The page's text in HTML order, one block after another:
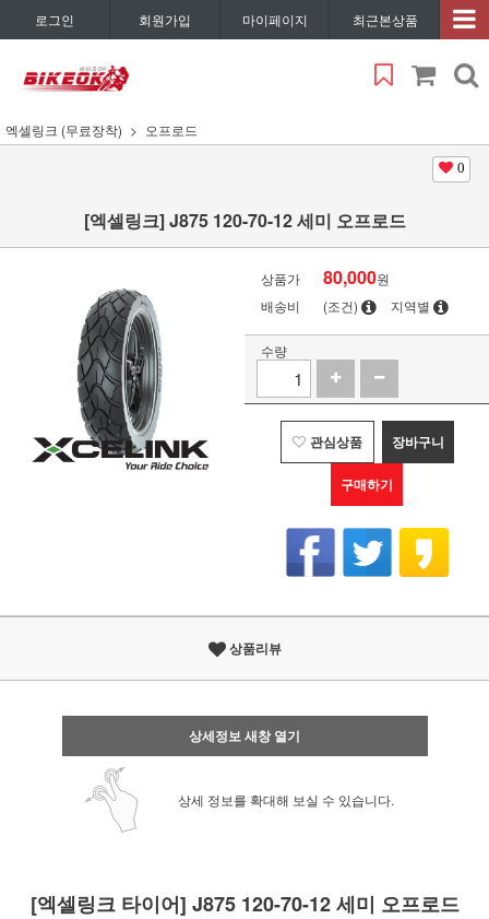
로그인 회원가입 마이페이지 최근본상품
엑셀링크 (무료장착) 오프로드
0
[엑셀링크] J875 120-70-12 세미 오프로드
상품가 80,000원
배송비
(조건) 지역별
수량
관심상품 장바구니
구매하기
상품리뷰
상세정보 새창 열기
상세 정보를 확대해 보실 수 있습니다.
[엑셀링크 타이어] J875 120-70-12 세미 오프로드